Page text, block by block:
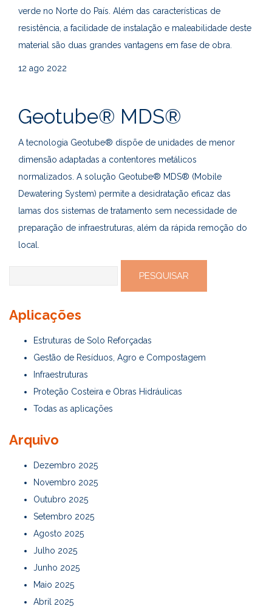
verde no Norte do País. Além das características de
resistência, a facilidade de instalação e maleabilidade deste
material são duas grandes vantagens em fase de obra.
12 ago 2022
Geotube® MDS®
A tecnologia Geotube® dispõe de unidades de menor
dimensão adaptadas a contentores metálicos
normalizados. A solução Geotube® MDS® (Mobile
Dewatering System) permite a desidratação eficaz das
lamas dos sistemas de tratamento sem necessidade de
preparação de infraestruturas, além da rápida remoção do
local.
Aplicações
Estruturas de Solo Reforçadas
Gestão de Resíduos, Agro e Compostagem
Infraestruturas
Proteção Costeira e Obras Hidráulicas
Todas as aplicações
Arquivo
Dezembro 2025
Novembro 2025
Outubro 2025
Setembro 2025
Agosto 2025
Julho 2025
Junho 2025
Maio 2025
Abril 2025